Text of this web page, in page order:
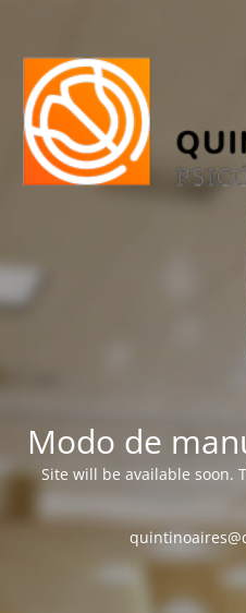
Modo de
Site will be available soon.